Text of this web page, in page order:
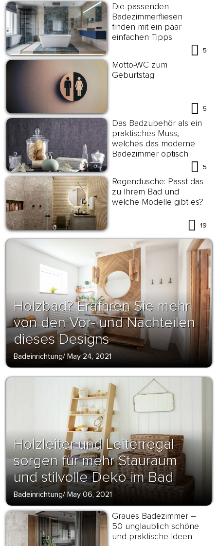
Die passenden
Badezimmerfliesen
finden mit ein paar
einfachen Tipps
5
Motto-WC zum
Geburtstag
5
Das Badzubehör als ein
praktisches Muss,
welches das moderne
Badezimmer optisch
5
Regendusche: Passt das
zu Ihrem Bad und
welche Modelle gibt es?
19
Holzbad? Erafhren Sie mehr
von den Vor- und Nachteilen
dieses Designs
Badeinrichtung/ May 24, 2021
Holzleiter und Leiterregal
sorgen für mehr Stauraum
und stilvolle Deko im Bad
Badeinrichtung/ May 06, 2021
Graues Badezimmer –
50 unglaublich schöne
und praktische Ideen